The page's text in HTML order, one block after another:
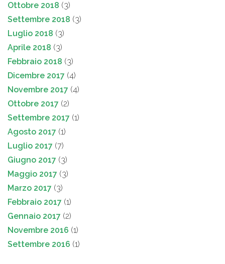
Ottobre 2018 (3)
Settembre 2018 (3)
Luglio 2018 (3)
Aprile 2018 (3)
Febbraio 2018 (3)
Dicembre 2017 (4)
Novembre 2017 (4)
Ottobre 2017 (2)
Settembre 2017 (1)
Agosto 2017 (1)
Luglio 2017 (7)
Giugno 2017 (3)
Maggio 2017 (3)
Marzo 2017 (3)
Febbraio 2017 (1)
Gennaio 2017 (2)
Novembre 2016 (1)
Settembre 2016 (1)